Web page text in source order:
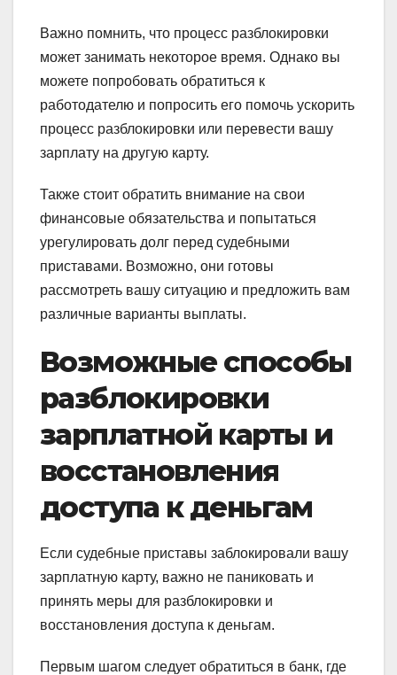
Важно помнить, что процесс разблокировки
может занимать некоторое время. Однако вы
можете попробовать обратиться к
работодателю и попросить его помочь ускорить
процесс разблокировки или перевести вашу
зарплату на другую карту.
Также стоит обратить внимание на свои
финансовые обязательства и попытаться
урегулировать долг перед судебными
приставами. Возможно, они готовы
рассмотреть вашу ситуацию и предложить вам
различные варианты выплаты.
Возможные способы
разблокировки
зарплатной карты и
восстановления
доступа к деньгам
Если судебные приставы заблокировали вашу
зарплатную карту, важно не паниковать и
принять меры для разблокировки и
восстановления доступа к деньгам.
Первым шагом следует обратиться в банк, где